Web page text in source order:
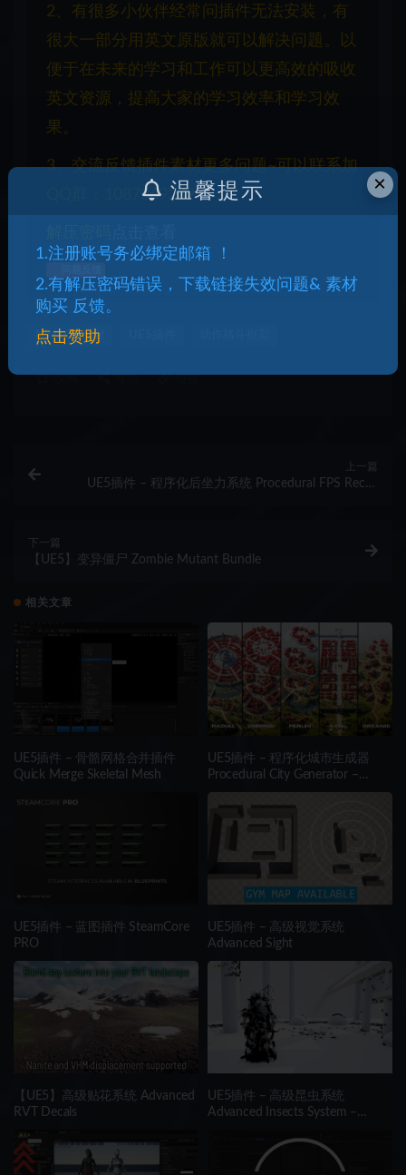
2、有很多小伙伴经常问插件无法安装，有
很大一部分用英文原版就可以解决问题。以
便于在未来的学习和工作可以更高效的吸收
英文资源，提高大家的学习效率和学习效
果。
3、交流反馈插件素材更多问题~可以联系加
QQ群：1087069289
Ninja Combat
收藏 海报 链接
上一篇
UE5插件 – 程序化后坐力系统 Procedural FPS Recoil
下一篇
【UE5】变异僵尸 Zombie Mutant Bundle
相关文章
UE5插件 – 骨骼网格合并插件
Quick Merge Skeletal Mesh
UE5插件 – 程序化城市生成器
Procedural City Generator –
OmniScape
UE5插件 – 蓝图插件 SteamCore
PRO
UE5插件 – 高级视觉系统
Advanced Sight
【UE5】高级贴花系统 Advanced
RVT Decals
UE5插件 – 高级昆虫系统
Advanced Insects System –
×
温馨提示
1.注册账号务必绑定邮箱 ！
2.有解压密码错误，下载链接失效问题& 素材
购买 反馈。
点击赞助